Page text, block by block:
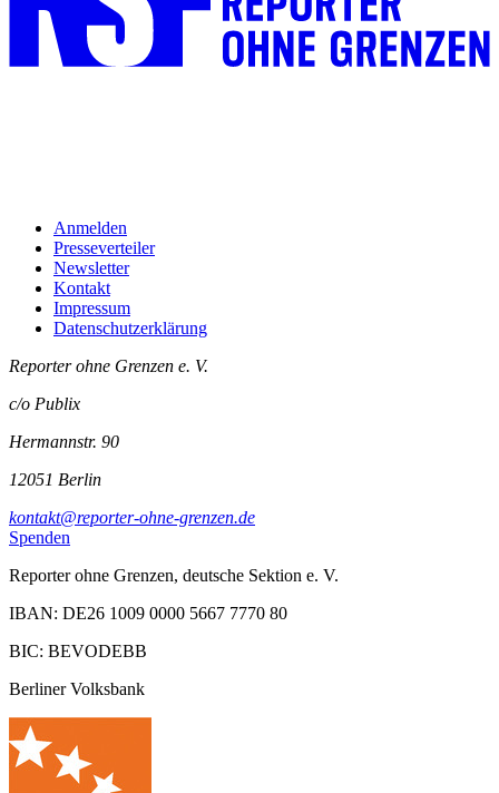
Anmelden
Presseverteiler
Newsletter
Kontakt
Impressum
Datenschutzerklärung
Reporter ohne Grenzen e. V.
c/o Publix
Hermannstr. 90
12051 Berlin
kontakt@reporter-ohne-grenzen.de
Spenden
Reporter ohne Grenzen, deutsche Sektion e. V.
IBAN: DE26 1009 0000 5667 7770 80
BIC: BEVODEBB
Berliner Volksbank